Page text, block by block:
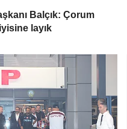
Balçık: Çorum
layık